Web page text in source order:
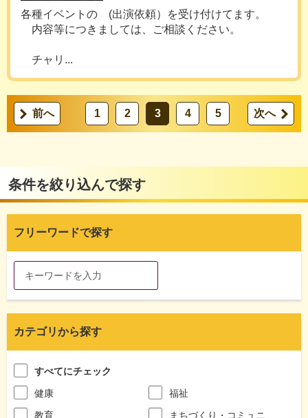
各種イベントの (出演依頼）を受け付けてます。
内容等につきましては、ご相談ください。
チャリ...
前へ 1 2 3 4 5 次へ
条件を絞り込んで探す
フリーワードで探す
カテゴリから探す
すべてにチェック
健康
福祉
教育
まちづくり・コミュニ